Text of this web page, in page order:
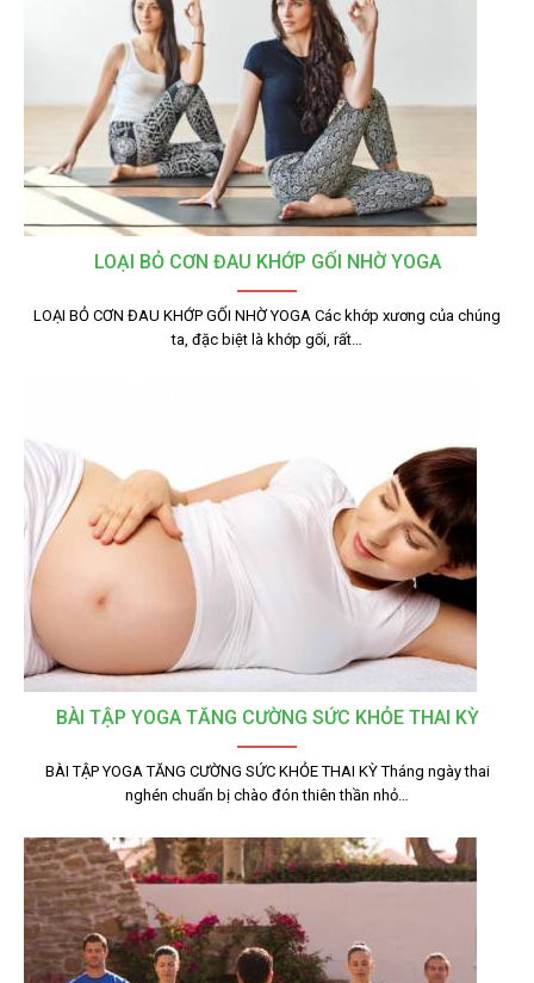
LOẠI BỎ CƠN ĐAU KHỚP GỐI NHỜ YOGA
LOẠI BỎ CƠN ĐAU KHỚP GỐI NHỜ YOGA Các khớp xương của chúng
ta, đặc biệt là khớp gối, rất…
BÀI TẬP YOGA TĂNG CƯỜNG SỨC KHỎE THAI KỲ
BÀI TẬP YOGA TĂNG CƯỜNG SỨC KHỎE THAI KỲ Tháng ngày thai
nghén chuẩn bị chào đón thiên thần nhỏ…